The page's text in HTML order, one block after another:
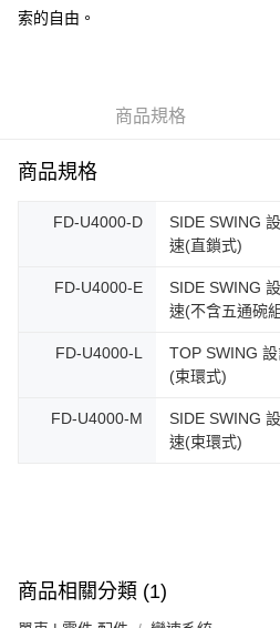
運送方式
每筆NT$100，滿NT$1,000(含以上)免
免運費
索的自由。
商品規格
商品規格
FD-U4000-D
SIDE SWING
速(直鎖式)
FD-U4000-E
SIDE SWING
速(不含五通碗
FD-U4000-L
TOP SWING
(束環式)
FD-U4000-M
SIDE SWING
速(束環式)
商品相關分類 (1)